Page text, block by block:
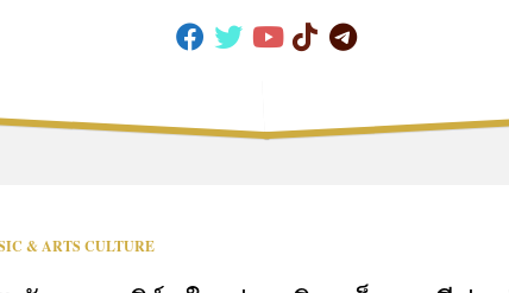
SERIES
& ARTS CULTURE